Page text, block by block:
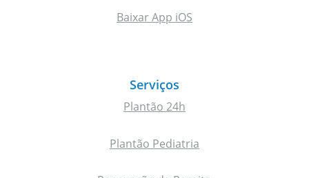
Baixar App iOS
Serviços
Plantão 24h
Plantão Pediatria